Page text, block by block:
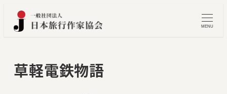
MENU
草軽電鉄物語